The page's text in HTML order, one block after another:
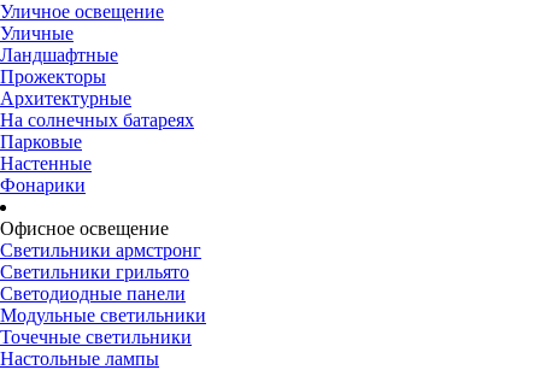
Уличное освещение
Уличные
Ландшафтные
Прожекторы
Архитектурные
На солнечных батареях
Парковые
Настенные
Фонарики
Офисное освещение
Светильники армстронг
Светильники грильято
Светодиодные панели
Модульные светильники
Точечные светильники
Настольные лампы